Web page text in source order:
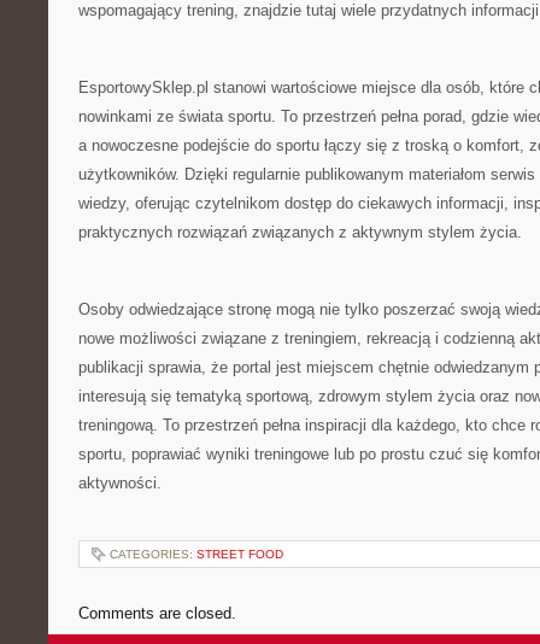
wspomagający trening, znajdzie tutaj wiele przydatnych
EsportowySklep.pl stanowi wartościowe miejsce dla osób, które
nowinkami ze świata sportu. To przestrzeń pełna porad, gdzie
a nowoczesne podejście do sportu łączy się z troską o komfort,
użytkowników. Dzięki regularnie publikowanym materiałom
wiedzy, oferując czytelnikom dostęp do ciekawych informacji,
praktycznych rozwiązań związanych z aktywnym stylem życia.
Osoby odwiedzające stronę mogą nie tylko poszerzać swoją
nowe możliwości związane z treningiem, rekreacją i codzienną
publikacji sprawia, że portal jest miejscem chętnie odwiedzanym
interesują się tematyką sportową, zdrowym stylem życia oraz
treningową. To przestrzeń pełna inspiracji dla każdego, kto chce
sportu, poprawiać wyniki treningowe lub po prostu czuć się
aktywności.
CATEGORIES: STREET FOOD
Comments are closed.